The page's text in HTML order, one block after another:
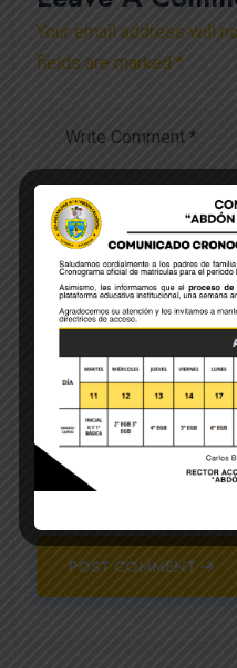
Your email address will
fields are marked *
Save my name,
POST COMMENT